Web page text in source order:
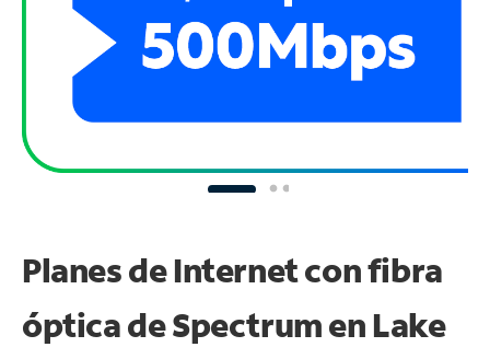
Planes de Internet con fibra
óptica de Spectrum en Lake